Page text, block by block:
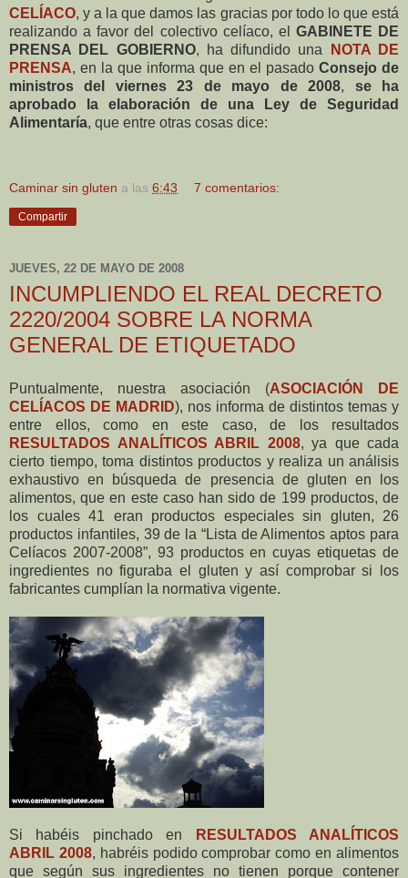
CELÍACO, y a la que damos las gracias por todo lo que está
realizando a favor del colectivo celíaco, el GABINETE DE
PRENSA DEL GOBIERNO, ha difundido una
NOTA DE
PRENSA, en la que informa que en el pasado Consejo de
ministros del viernes 23 de mayo de 2008, se ha
aprobado la elaboración de una Ley de Seguridad
Alimentaría, que entre otras cosas dice:
Caminar sin gluten a las 6:43 7 comentarios:
Compartir
JUEVES, 22 DE MAYO DE 2008
INCUMPLIENDO EL REAL DECRETO
2220/2004 SOBRE LA NORMA
GENERAL DE ETIQUETADO
Puntualmente, nuestra asociación (ASOCIACIÓN DE
CELÍACOS DE MADRID), nos informa de distintos temas y
entre ellos, como en este caso, de los resultados
RESULTADOS ANALÍTICOS ABRIL 2008, ya que cada
cierto tiempo, toma distintos productos y realiza un análisis
exhaustivo en búsqueda de presencia de gluten en los
alimentos, que en este caso han sido de 199 productos, de
los cuales 41 eran productos especiales sin gluten, 26
productos infantiles, 39 de la “Lista de Alimentos aptos para
Celíacos 2007-2008”, 93 productos en cuyas etiquetas de
ingredientes no figuraba el gluten y así comprobar si los
fabricantes cumplían la normativa vigente.
Si habéis pinchado en
RESULTADOS ANALÍTICOS
ABRIL 2008, habréis podido comprobar como en alimentos
que según sus ingredientes no tienen porque contener